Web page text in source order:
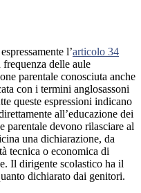
l’articolo 34
delle aule
parentale conosciuta anche
con i termini anglosassoni
queste espressioni indicano
all’educazione dei
parentale devono rilasciare al
una dichiarazione, da
tecnica o economica di
Il dirigente scolastico ha il
dichiarato dai genitori.